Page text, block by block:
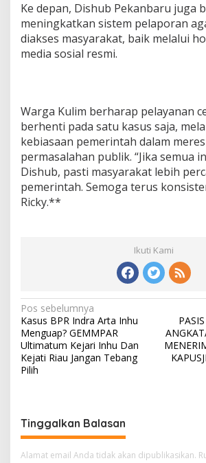
Ke depan, Dishub Pekanbaru juga
meningkatkan sistem pelaporan
diakses masyarakat, baik melalui
media sosial resmi.
Warga Kulim berharap pelayanan
berhenti pada satu kasus saja,
kebiasaan pemerintah dalam
permasalahan publik. “Jika semua
Dishub, pasti masyarakat lebih
pemerintah. Semoga terus
Ricky.**
Ikuti Kami
N
a
v
i
s
i
Pos sebelumnya
Kasus BPR Indra Arta Inhu
Menguap? GEMMPAR
Ultimatum Kejari Inhu Dan
Kejati Riau Jangan Tebang
Pilih
Tinggalkan Balasan
Alamat email Anda tidak akan dipublikasikan.